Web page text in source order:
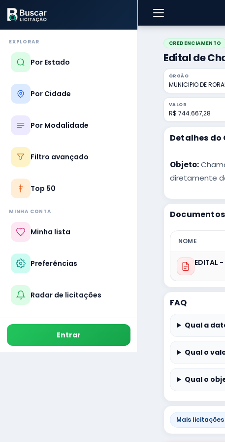
EXPLORAR
Por Estado
Por Cidade
Por Modalidade
Filtro avançado
Top 50
MINHA CONTA
Minha lista
Preferências
Radar de licitações
Entrar
CREDENCIAMENTO
Edital de
ÓRGÃO
MUNICIPIO DE
VALOR
R$ 744.667,28
Detalhes do
Objeto:
diretamente
Documentos
NOME
EDITAL
FAQ
Qual a
Qual o
Qual o
Mais licitações